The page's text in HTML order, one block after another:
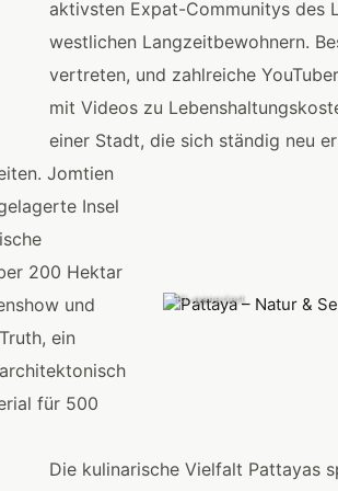
aktivsten Expat-Communitys des
westlichen Langzeitbewohnern.
vertreten, und zahlreiche
mit Videos zu
einer Stadt, die sich ständig neu
KI-generiert
Jomtien
Insel
200 Hektar
und
ein
für 500
Die kulinarische Vielfalt Pattayas